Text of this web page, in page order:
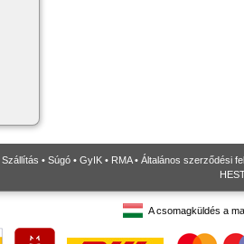
Szállítás • Súgó • GyIK • RMA• Általános szerződési
A csomagküldés a